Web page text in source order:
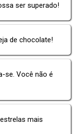
ser superado!
de chocolate!
se. Você não é
mais